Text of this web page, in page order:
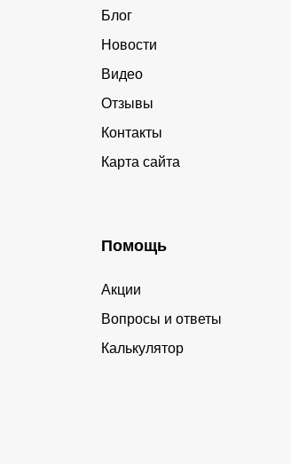
Блог
Новости
Видео
Отзывы
Контакты
Карта сайта
Помощь
Акции
Вопросы и ответы
Калькулятор